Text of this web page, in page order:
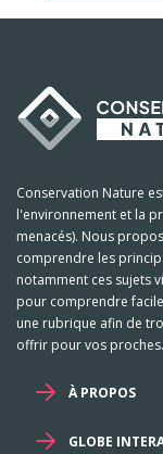
Conservation Nature
l'environnement et la
menacés). Nous
comprendre les
notamment ces sujets
pour comprendre
une rubrique afin de
offrir pour vos proches.
À PROPOS
GLOBE